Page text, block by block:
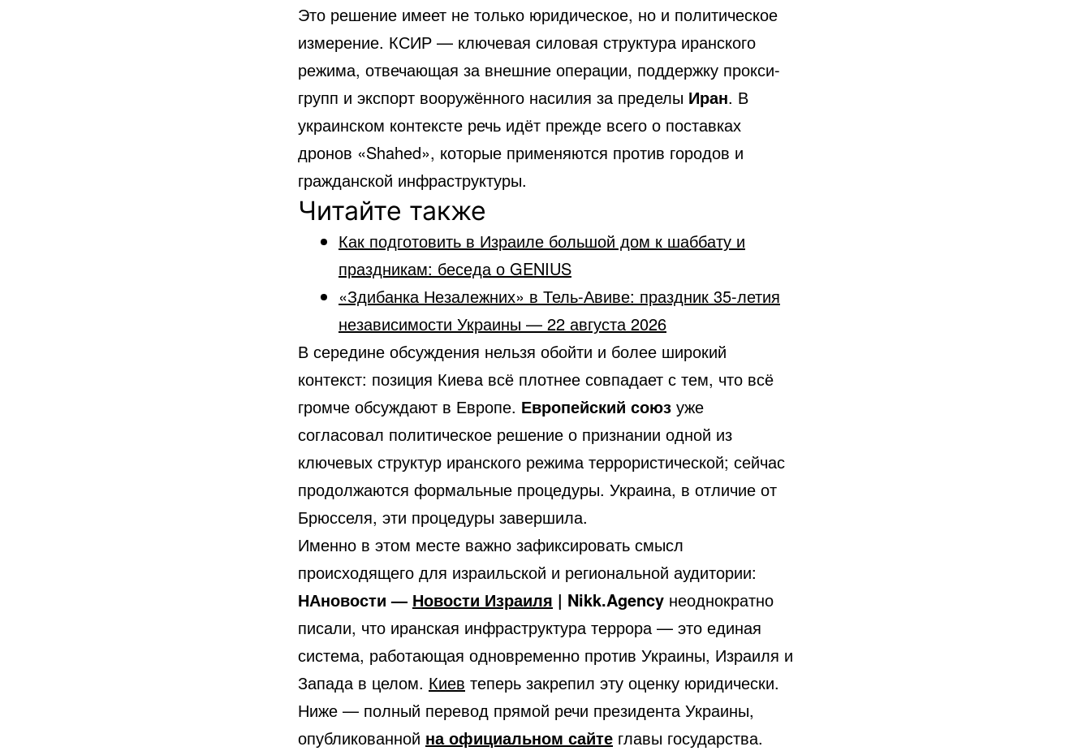
Это решение имеет не только юридическое, но и политическое
измерение. КСИР — ключевая силовая структура иранского
режима, отвечающая за внешние операции, поддержку прокси-
групп и экспорт вооружённого насилия за пределы Иран. В
украинском контексте речь идёт прежде всего о поставках
дронов «Shahed», которые применяются против городов и
гражданской инфраструктуры.
Читайте также
Как подготовить в Израиле большой дом к шаббату и
праздникам: беседа о GENIUS
«Здибанка Незалежних» в Тель-Авиве: праздник 35-летия
независимости Украины — 22 августа 2026
В середине обсуждения нельзя обойти и более широкий
контекст: позиция Киева всё плотнее совпадает с тем, что всё
громче обсуждают в Европе. Европейский союз уже
согласовал политическое решение о признании одной из
ключевых структур иранского режима террористической; сейчас
продолжаются формальные процедуры. Украина, в отличие от
Брюсселя, эти процедуры завершила.
Именно в этом месте важно зафиксировать смысл
происходящего для израильской и региональной аудитории:
НАновости — Новости Израиля | Nikk.Agency неоднократно
писали, что иранская инфраструктура террора — это единая
система, работающая одновременно против Украины, Израиля и
Запада в целом. Киев теперь закрепил эту оценку юридически.
Ниже — полный перевод прямой речи президента Украины,
опубликованной на официальном сайте главы государства.